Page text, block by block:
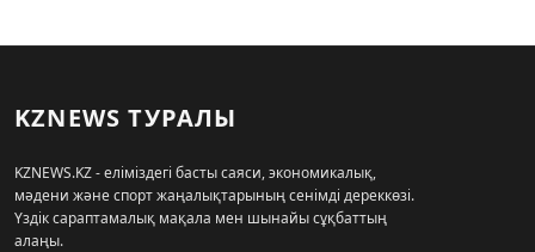
KZNEWS ТУРАЛЫ
KZNEWS.KZ - еліміздегі басты саяси, экономикалық,
мәдени және спорт жаңалықтарының сенімді дереккөзі.
Үздік сараптамалық мақала мен шынайы сұқбаттың
алаңы.